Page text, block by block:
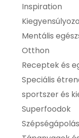
Inspiration
Mentális
Otthon
Receptek és
Speciális
sportszer és
Superfoodok
Szépségápolás